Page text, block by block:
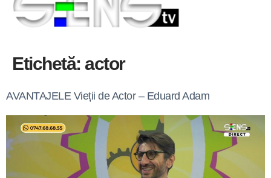
Etichetă: actor
AVANTAJELE Vieții de Actor – Eduard Adam